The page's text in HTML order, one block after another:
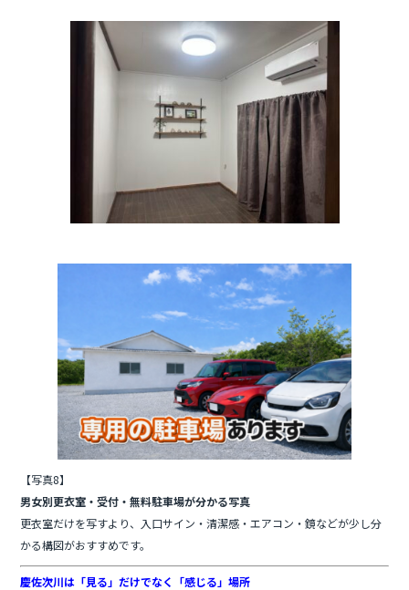
【写真8】
男女別更衣室・受付・無料駐車場が分かる写真
更衣室だけを写すより、入口サイン・清潔感・エアコン・鏡などが少し分
かる構図がおすすめです。
慶佐次川は「見る」だけでなく「感じる」場所